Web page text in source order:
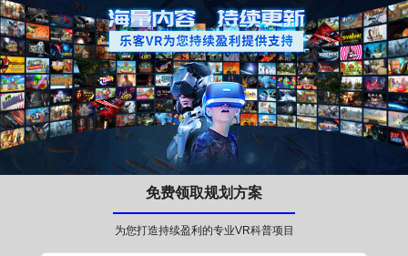
免费领取规划方案
为您打造持续盈利的专业VR科普项目